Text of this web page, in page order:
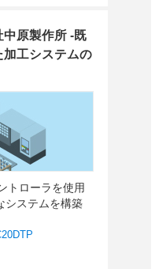
中原製作所 -既
工システムの
トローラを使用
システムを構築